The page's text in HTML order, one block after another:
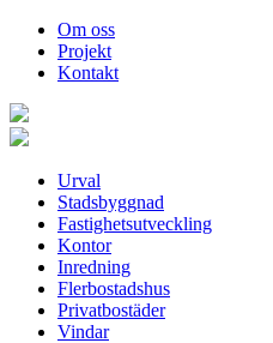
Om oss
Projekt
Kontakt
Urval
Stadsbyggnad
Fastighetsutveckling
Kontor
Inredning
Flerbostadshus
Privatbostäder
Vindar